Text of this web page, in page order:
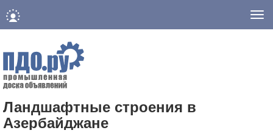
Ландшафтные строения в
Азербайджане